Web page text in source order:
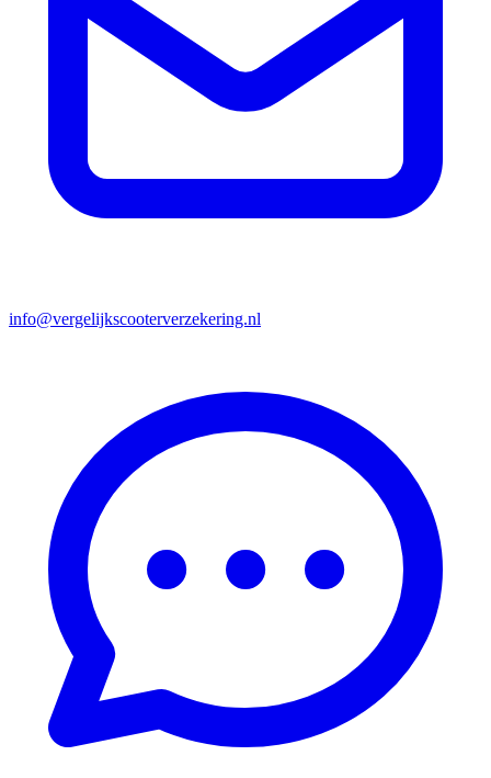
info@vergelijkscooterverzekering.nl